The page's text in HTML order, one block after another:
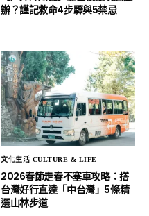
辦？謹記救命4步驟與5禁忌
文化生活 CULTURE & LIFE
2026春節走春不塞車攻略：搭
台灣好行直達「中台灣」5條精
選山林步道